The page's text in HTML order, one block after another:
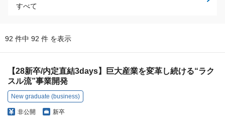
すべて
92 件中 92 件 を表示
【28新卒/内定直結3days】巨大産業を変革し続ける“ラク
スル流”事業開発
New graduate (business)
非公開 新卒